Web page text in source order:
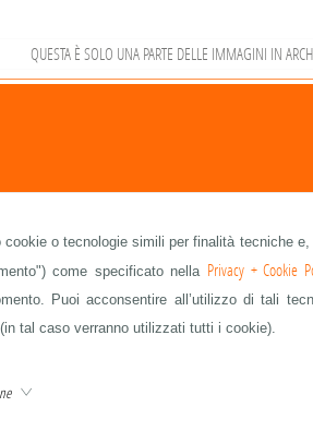
o tecnologie simili per finalità tecniche
come specificato nella Privacy + Cookie
Puoi acconsentire all’utilizzo di tali
tal caso verranno utilizzati tutti i cookie).
QUESTA È SOLO UNA PARTE DELLE IMMAGINI IN